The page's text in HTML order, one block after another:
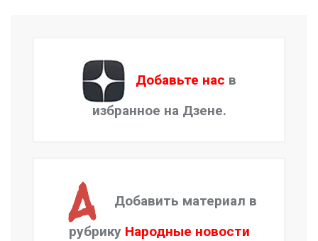
Добавьте нас в
избранное на Дзене.
Добавить материал в
рубрику Народные новости